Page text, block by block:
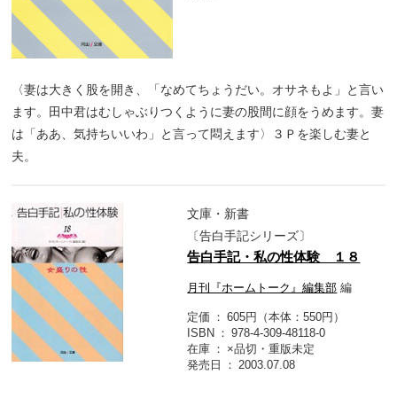
〈妻は大きく股を開き、「なめてちょうだい。オサネもよ」と言い
ます。田中君はむしゃぶりつくように妻の股間に顔をうめます。妻
は「ああ、気持ちいいわ」と言って悶えます〉３Ｐを楽しむ妻と
夫。
文庫・新書
〔告白手記シリーズ〕
告白手記・私の性体験 １８
月刊『ホームトーク』編集部 編
定価
605円（本体：550円）
ISBN
978-4-309-48118-0
在庫
×品切・重版未定
発売日
2003.07.08